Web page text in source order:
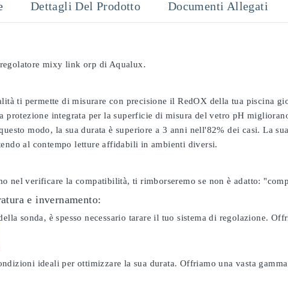
Dettagli Del Prodotto Documenti Allegati
mixy link orp di Aqualux.
ti permette di misurare con precisione il RedOX della tua piscina
protezione integrata per la superficie di misura del vetro pH
modo, la sua durata è superiore a 3 anni nell'82% dei casi. La
al contempo letture affidabili in ambienti diversi.
nel verificare la compatibilità, ti rimborseremo se non è adatto:
e invernamento:
sonda, è spesso necessario tarare il tuo sistema di regolazione.
ideali per ottimizzare la sua durata. Offriamo una vasta